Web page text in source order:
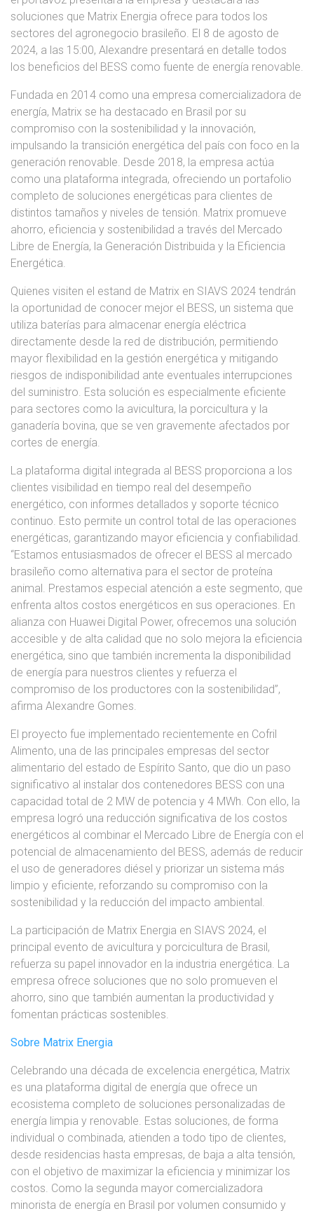
soluciones que Matrix Energia ofrece para todos los
sectores del agronegocio brasileño. El 8 de agosto de
2024, a las 15:00, Alexandre presentará en detalle todos
los beneficios del BESS como fuente de energía renovable.
Fundada en 2014 como una empresa comercializadora de
energía, Matrix se ha destacado en Brasil por su
compromiso con la sostenibilidad y la innovación,
impulsando la transición energética del país con foco en la
generación renovable. Desde 2018, la empresa actúa
como una plataforma integrada, ofreciendo un portafolio
completo de soluciones energéticas para clientes de
distintos tamaños y niveles de tensión. Matrix promueve
ahorro, eficiencia y sostenibilidad a través del Mercado
Libre de Energía, la Generación Distribuida y la Eficiencia
Energética.
Quienes visiten el estand de Matrix en SIAVS 2024 tendrán
la oportunidad de conocer mejor el BESS, un sistema que
utiliza baterías para almacenar energía eléctrica
directamente desde la red de distribución, permitiendo
mayor flexibilidad en la gestión energética y mitigando
riesgos de indisponibilidad ante eventuales interrupciones
del suministro. Esta solución es especialmente eficiente
para sectores como la avicultura, la porcicultura y la
ganadería bovina, que se ven gravemente afectados por
cortes de energía.
La plataforma digital integrada al BESS proporciona a los
clientes visibilidad en tiempo real del desempeño
energético, con informes detallados y soporte técnico
continuo. Esto permite un control total de las operaciones
energéticas, garantizando mayor eficiencia y confiabilidad.
“Estamos entusiasmados de ofrecer el BESS al mercado
brasileño como alternativa para el sector de proteína
animal. Prestamos especial atención a este segmento, que
enfrenta altos costos energéticos en sus operaciones. En
alianza con Huawei Digital Power, ofrecemos una solución
accesible y de alta calidad que no solo mejora la eficiencia
energética, sino que también incrementa la disponibilidad
de energía para nuestros clientes y refuerza el
compromiso de los productores con la sostenibilidad”,
afirma Alexandre Gomes.
El proyecto fue implementado recientemente en Cofril
Alimento, una de las principales empresas del sector
alimentario del estado de Espírito Santo, que dio un paso
significativo al instalar dos contenedores BESS con una
capacidad total de 2 MW de potencia y 4 MWh. Con ello, la
empresa logró una reducción significativa de los costos
energéticos al combinar el Mercado Libre de Energía con el
potencial de almacenamiento del BESS, además de reducir
el uso de generadores diésel y priorizar un sistema más
limpio y eficiente, reforzando su compromiso con la
sostenibilidad y la reducción del impacto ambiental.
La participación de Matrix Energia en SIAVS 2024, el
principal evento de avicultura y porcicultura de Brasil,
refuerza su papel innovador en la industria energética. La
empresa ofrece soluciones que no solo promueven el
ahorro, sino que también aumentan la productividad y
fomentan prácticas sostenibles.
Sobre Matrix Energia
Celebrando una década de excelencia energética, Matrix
es una plataforma digital de energía que ofrece un
ecosistema completo de soluciones personalizadas de
energía limpia y renovable. Estas soluciones, de forma
individual o combinada, atienden a todo tipo de clientes,
desde residencias hasta empresas, de baja a alta tensión,
con el objetivo de maximizar la eficiencia y minimizar los
costos. Como la segunda mayor comercializadora
minorista de energía en Brasil por volumen consumido y